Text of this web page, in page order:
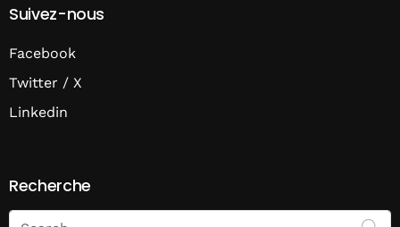
Suivez-nous
Facebook
Twitter / X
Linkedin
Recherche
Search